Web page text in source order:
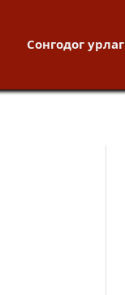
Сонгодог урлаг